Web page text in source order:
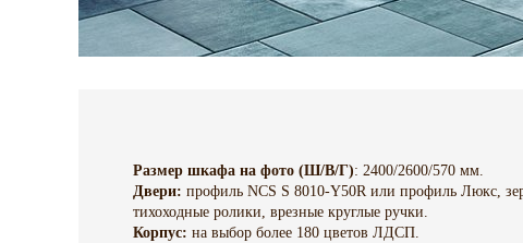
Размер шкафа на фото (Ш/В/Г): 2400/2600/570 мм.
Двери: профиль NCS S 8010-Y50R или профиль Люкс,
тихоходные ролики, врезные круглые ручки.
Корпус: на выбор более 180 цветов ЛДСП.